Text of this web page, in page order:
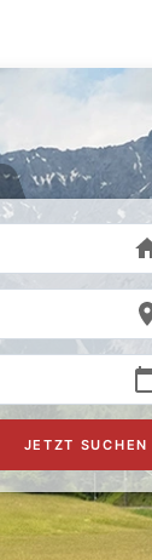
JETZT SUCHEN